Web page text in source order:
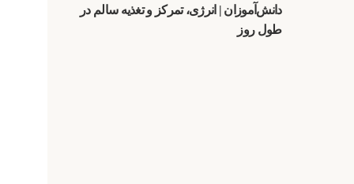
دانش‌آموزان | انرژی، تمرکز و تغذیه سالم در
طول روز